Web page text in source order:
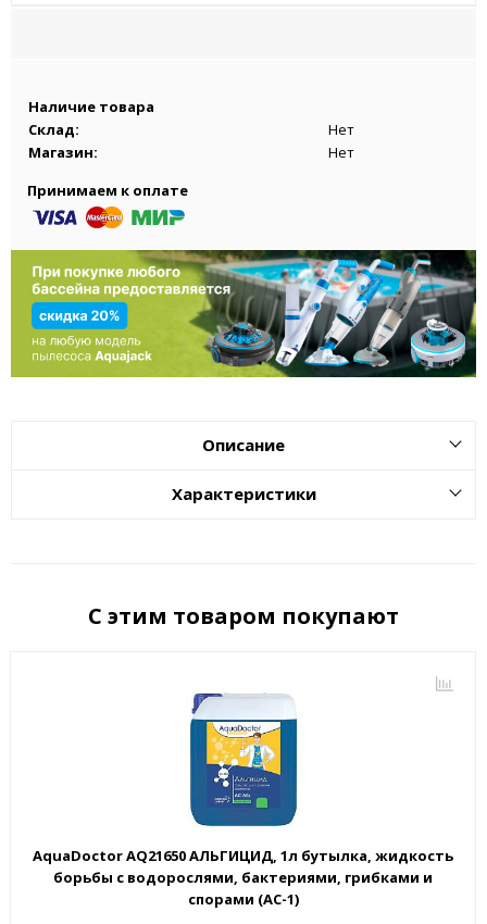
Наличие товара
Склад:
Нет
Магазин:
Нет
Принимаем к оплате
Описание
Характеристики
С этим товаром покупают
AquaDoctor AQ21650 АЛЬГИЦИД, 1л бутылка, жидкость
борьбы с водорослями, бактериями, грибками и
спорами (AC-1)